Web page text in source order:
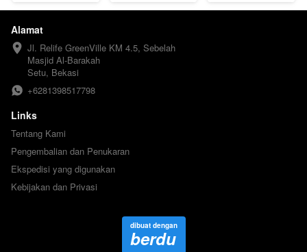
Alamat
Jl. Relife GreenVille KM 4.5, Sebelah
Masjid Al-Barakah
Setu, Bekasi
+6281398517798
Links
Tentang Kami
Pengembalian dan Penukaran
Ekspedisi yang digunakan
Kebijakan dan Privasi
dibuat dengan
berdu